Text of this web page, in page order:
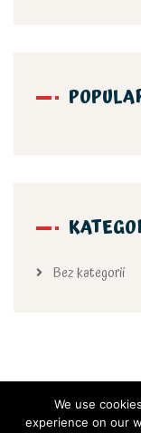
Bez kategorii
We use
experience on our